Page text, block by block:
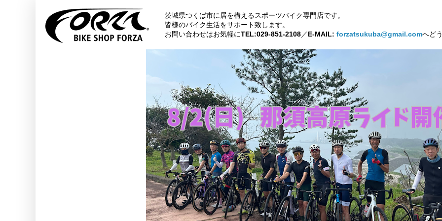
茨城県つくば市に居を構えるスポーツバイク専門店です。
皆様のバイク生活をサポート致します。
お問い合わせはお気軽にTEL:029-851-2108／E-MAIL: forzatsukuba@gmail.comへど